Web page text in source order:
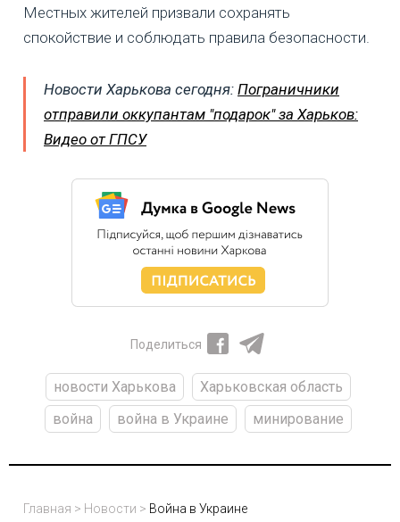
Местных жителей призвали сохранять
спокойствие и соблюдать правила безопасности.
Новости Харькова сегодня: Пограничники
отправили оккупантам "подарок" за Харьков:
Видео от ГПСУ
Поделиться
новости Харькова
Харьковская область
война
война в Украине минирование
Главная > Новости > Война в Украине